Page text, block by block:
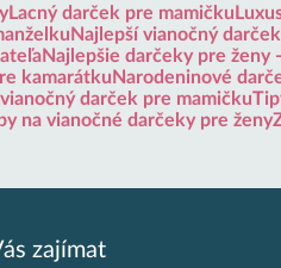
Lacný darček pre mamičku
Najlepší vianočný
Najlepšie darčeky pre ženy
kamarátku Narodeninové
darček pre mamičku
na vianočné darčeky pre ženy
zajímat